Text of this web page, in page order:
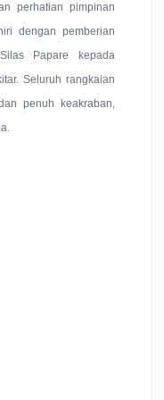
perhatian pimpinan
dengan pemberian
Papare kepada
Seluruh rangkaian
penuh keakraban,